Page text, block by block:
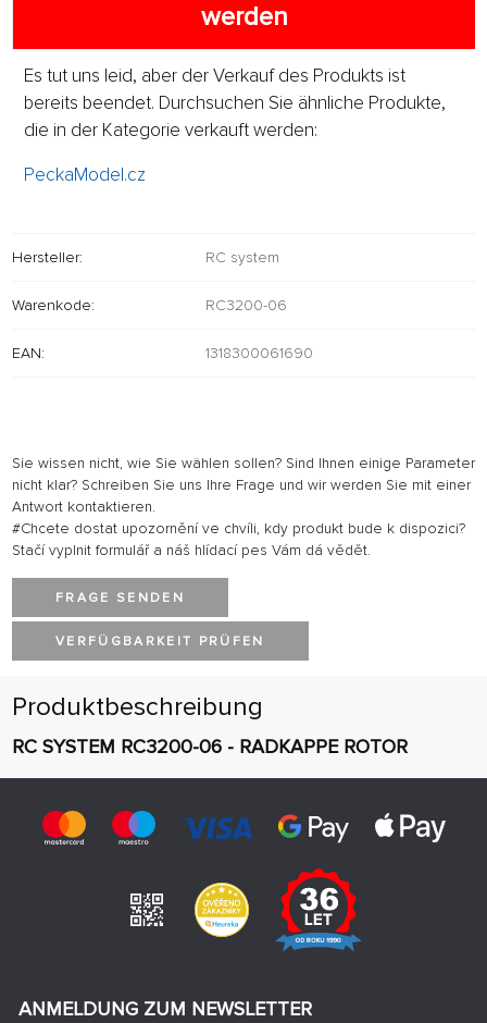
werden
Es tut uns leid, aber der Verkauf des Produkts ist
bereits beendet. Durchsuchen Sie ähnliche Produkte,
die in der Kategorie verkauft werden:
PeckaModel.cz
Hersteller: RC system
Warenkode: RC3200-06
EAN: 1318300061690
Sie wissen nicht, wie Sie wählen sollen? Sind Ihnen einige Parameter
nicht klar? Schreiben Sie uns Ihre Frage und wir werden Sie mit einer
Antwort kontaktieren.
#Chcete dostat upozornění ve chvíli, kdy produkt bude k dispozici?
Stačí vyplnit formulář a náš hlídací pes Vám dá vědět.
FRAGE SENDEN
VERFÜGBARKEIT PRÜFEN
Produktbeschreibung
RC SYSTEM RC3200-06 - RADKAPPE ROTOR
ANMELDUNG ZUM NEWSLETTER